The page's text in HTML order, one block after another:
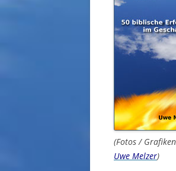
(Fotos /
Uwe Melzer)